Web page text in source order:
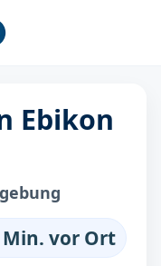
Ebikon
vor Ort